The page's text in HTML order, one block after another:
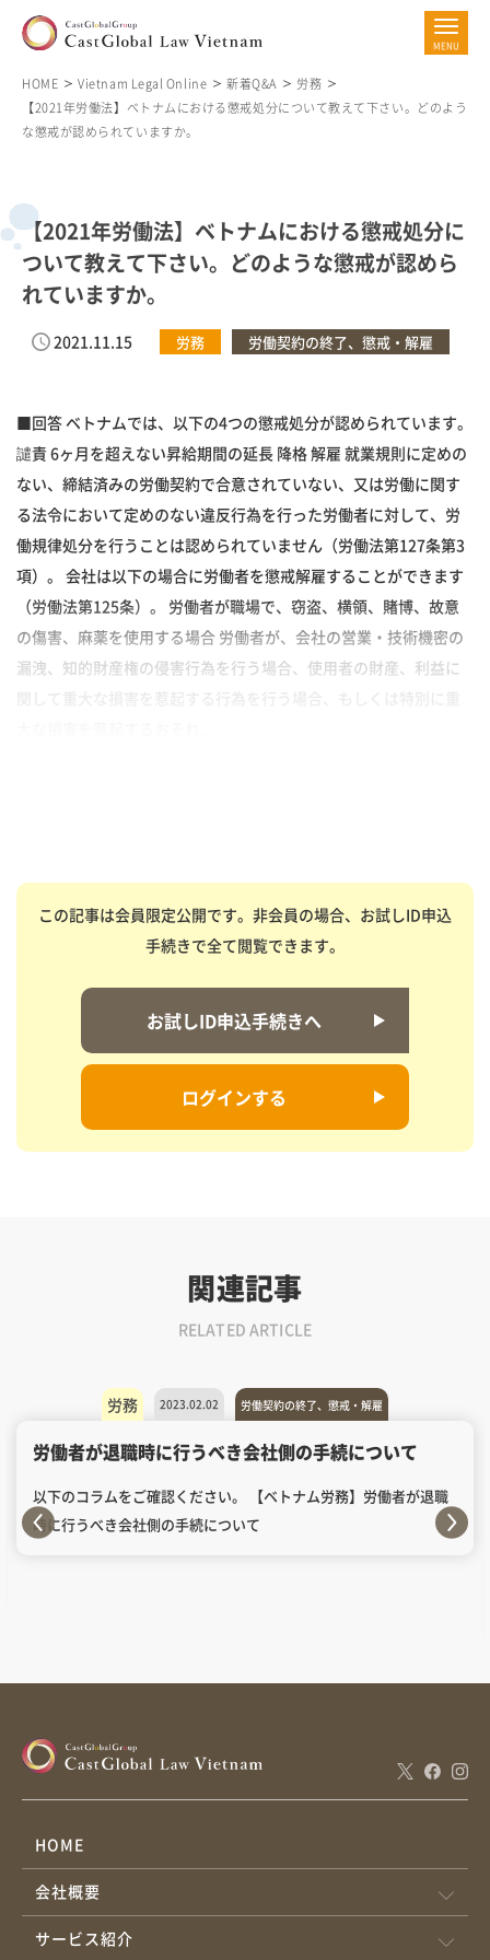
HOME Vietnam Legal Online 新着Q&A
労務
【2021年労働法】ベトナムにおける懲戒処分について教えて下さい。どのよう
な懲戒が認められていますか。
【2021年労働法】ベトナムにおける懲戒処分に
ついて教えて下さい。どのような懲戒が認めら
れていますか。
2021.11.15 労務 労働契約の終了、懲戒・解雇
■回答 ベトナムでは、以下の4つの懲戒処分が認められています。
譴責 6ヶ月を超えない昇給期間の延長 降格 解雇 就業規則に定めの
ない、締結済みの労働契約で合意されていない、又は労働に関す
る法令において定めのない違反行為を行った労働者に対して、労
働規律処分を行うことは認められていません（労働法第127条第3
項）。 会社は以下の場合に労働者を懲戒解雇することができます
（労働法第125条）。 労働者が職場で、窃盗、横領、賭博、故意
の傷害、麻薬を使用する場合 労働者が、会社の営業・技術機密の
漏洩、知的財産権の侵害行為を行う場合、使用者の財産、利益に
この記事は会員限定公開です。非会員の場合、お試しID申込
手続きで全て閲覧できます。
お試しID申込手続きへ
ログインする
関連記事
RELATED ARTICLE
労務 2023.02.02 労働契約の終了、懲戒・解雇
労働者が退職時に行うべき会社側の手続について
以下のコラムをご確認ください。 【ベトナム労務】労働者が退職
時に行うべき会社側の手続について
HOME
会社概要
サービス紹介